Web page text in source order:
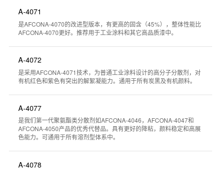
A-4071
是AFCONA-4070的改进型版本，有更高的固含（45%），整体性能比
AFCONA-4070更好。推荐用于工业涂料和其它高品质漆中。
A-4072
是采用AFCONA-4071技术，为普通工业涂料设计的高分子分散剂，对
有机红色和紫色有突出的解絮凝能力。通用于所有炭黑及有机颜料。
A-4077
是我们第一代聚氨酯类分散剂如AFCONA-4046，AFCONA-4047和
AFCONA-4050产品的优秀代替品。具有更好的降粘，颜料稳定和高展
色能力。可通用于所有溶剂型体系中。
A-4078